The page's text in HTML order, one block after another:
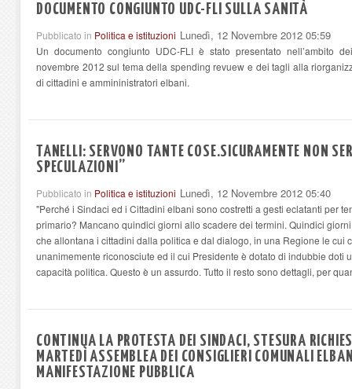
DOCUMENTO CONGIUNTO UDC-FLI SULLA SANITÀ
Pubblicato in Politica e istituzioni Lunedì, 12 Novembre 2012 05:59
Un documento congiunto UDC-FLI è stato presentato nell’ambito
novembre 2012 sul tema della spending revuew e dei tagli alla
di cittadini e ammininistratori elbani.
TANELLI: SERVONO TANTE COSE.SICURAMENTE NON
SPECULAZIONI”
Pubblicato in Politica e istituzioni Lunedì, 12 Novembre 2012 05:40
"Perché i Sindaci ed i Cittadini elbani sono costretti a gesti eclatanti per
primario? Mancano quindici giorni allo scadere dei termini. Quindici
che allontana i cittadini dalla politica e dal dialogo, in una Regione le cui
unanimemente riconosciute ed il cui Presidente è dotato di indubbie doti
capacità politica. Questo è un assurdo. Tutto il resto sono dettagli, per
CONTINUA LA PROTESTA DEI SINDACI, STESURA
MARTEDÌ ASSEMBLEA DEI CONSIGLIERI COMUNALI
MANIFESTAZIONE PUBBLICA